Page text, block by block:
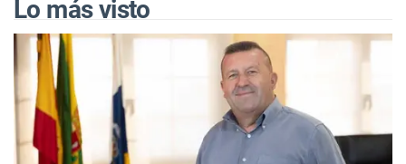
Lo más visto